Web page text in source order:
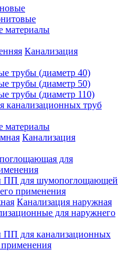
материалы
Канализация
трубы (диаметр 40)
трубы (диаметр 50)
трубы (диаметр 110)
труб
материалы
Канализация
для
ПП для шумопоглощающей
применения
Канализация наружная
для наружнего
ПП для канализационных